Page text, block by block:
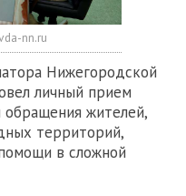
nn.ru
Нижегородской
личный прием
жителей,
территорий,
в сложной